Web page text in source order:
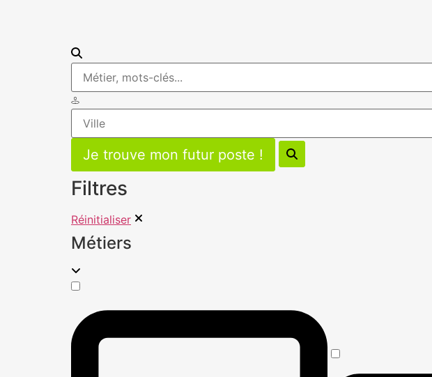
Filtres
Réinitialiser
Métiers